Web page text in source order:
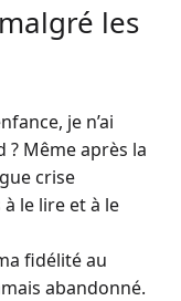
les
je n’ai
? Même après la
crise
le lire et à le
fidélité au
abandonné.